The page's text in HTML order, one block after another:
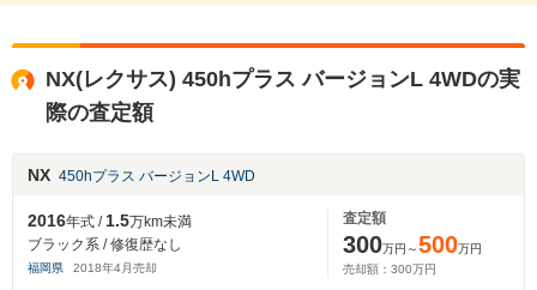
NX(レクサス) 450hプラス バージョンL 4WDの実
際の査定額
NX 450hプラス バージョンL 4WD
2016年式 /1.5万km未満
ブラック系 / 修復歴なし
福岡県 2018年4月売却
査定額
300万円～500万円
売却額： 300万円